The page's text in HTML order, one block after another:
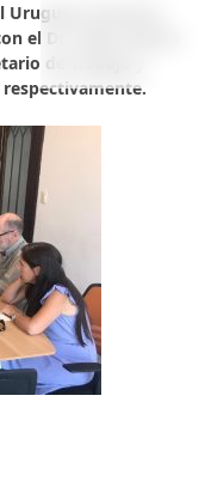
mantuvo,
el Dr. Pablo Mieres
de Trabajo y